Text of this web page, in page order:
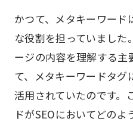
かつて、メタキーワード
な役割を担っていまし
ージの内容を理解する主
て、メタキーワードタ
活用されていたのです。
ドがSEOにおいてどの